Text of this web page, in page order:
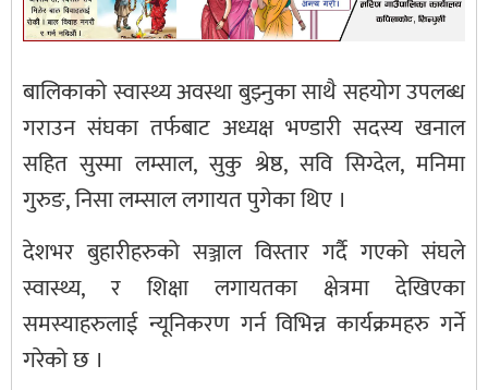
बालिकाको स्वास्थ्य अवस्था बुझ्नुका साथै सहयोग उपलब्ध
गराउन संघका तर्फबाट अध्यक्ष भण्डारी सदस्य खनाल
सहित सुस्मा लम्साल, सुकु श्रेष्ठ, सवि सिग्देल, मनिमा
गुरुङ, निसा लम्साल लगायत पुगेका थिए ।
देशभर बुहारीहरुको सञ्जाल विस्तार गर्दै गएको संघले
स्वास्थ्य, र शिक्षा लगायतका क्षेत्रमा देखिएका
समस्याहरुलाई न्यूनिकरण गर्न विभिन्न कार्यक्रमहरु गर्ने
गरेको छ ।